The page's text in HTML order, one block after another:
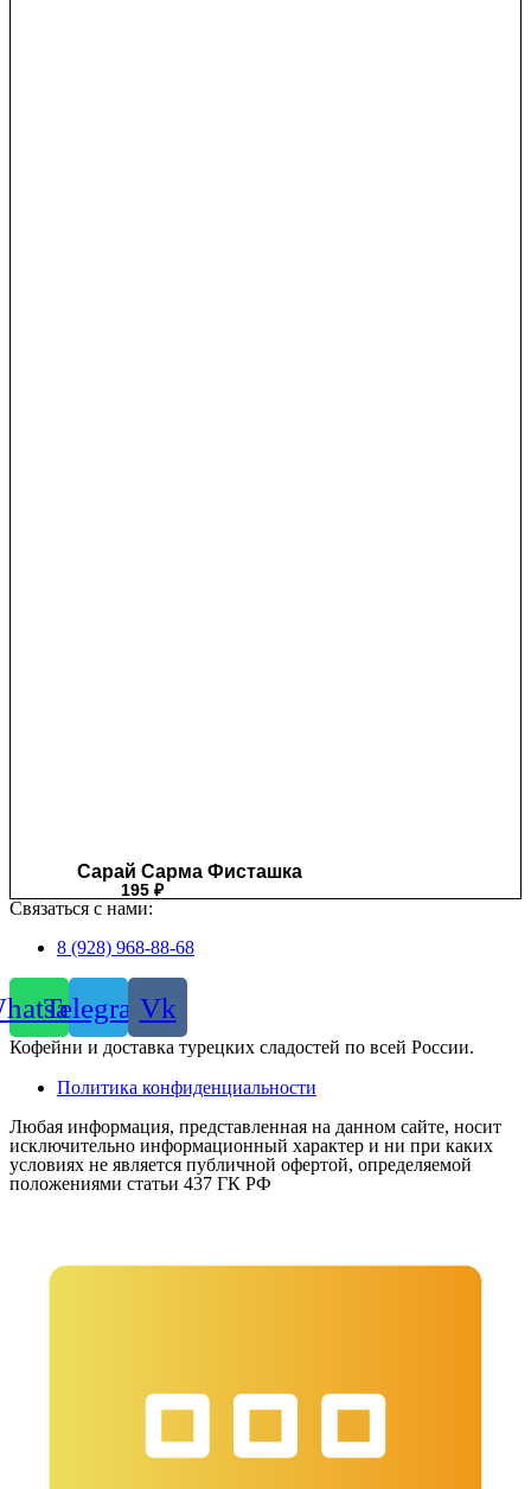
Сарай Сарма Фисташка
195 ₽
Связаться с нами:
8 (928) 968-88-68
TelegramVk
Кофейни и доставка турецких сладостей по всей России.
Политика конфиденциальности
Любая информация, представленная на данном сайте, носит
исключительно информационный характер и ни при каких
условиях не является публичной офертой, определяемой
положениями статьи 437 ГК РФ